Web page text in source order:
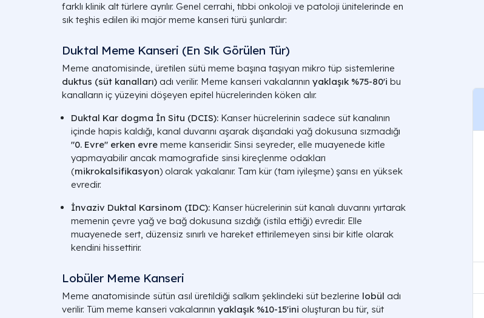
farklı klinik alt türlere ayrılır. Genel cerrahi, tıbbi onkoloji ve patoloji ünitelerinde en
sık teşhis edilen iki majör meme kanseri türü şunlardır:
Duktal Meme Kanseri (En Sık Görülen Tür)
Meme anatomisinde, üretilen sütü meme başına taşıyan mikro tüp sistemlerine
duktus (süt kanalları) adı verilir. Meme kanseri vakalarının yaklaşık %75-80'i bu
kanalların iç yüzeyini döşeyen epitel hücrelerinden köken alır.
Duktal Kar dogma İn Situ (DCIS): Kanser hücrelerinin sadece süt kanalının
içinde hapis kaldığı, kanal duvarını aşarak dışarıdaki yağ dokusuna sızmadığı
"0. Evre" erken evre meme kanseridir. Sinsi seyreder, elle muayenede kitle
yapmayabilir ancak mamografide sinsi kireçlenme odakları
(mikrokalsifikasyon) olarak yakalanır. Tam kür (tam iyileşme) şansı en yüksek
evredir.
İnvaziv Duktal Karsinom (IDC): Kanser hücrelerinin süt kanalı duvarını yırtarak
memenin çevre yağ ve bağ dokusuna sızdığı (istila ettiği) evredir. Elle
muayenede sert, düzensiz sınırlı ve hareket ettirilemeyen sinsi bir kitle olarak
kendini hissettirir.
Lobüler Meme Kanseri
Meme anatomisinde sütün asıl üretildiği salkım şeklindeki süt bezlerine lobül adı
verilir. Tüm meme kanseri vakalarının yaklaşık %10-15'ini oluşturan bu tür, süt